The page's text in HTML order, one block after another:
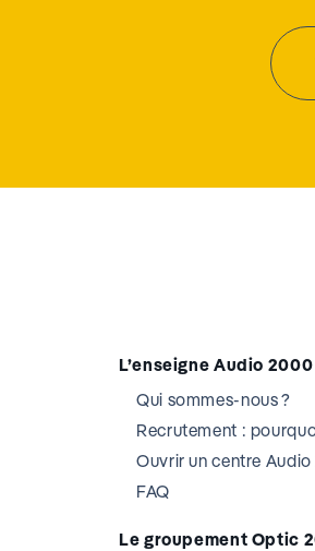
L’enseigne Audio 2000
Qui sommes-nous ?
Recrutement :
Ouvrir un centre
FAQ
Le groupement Optic